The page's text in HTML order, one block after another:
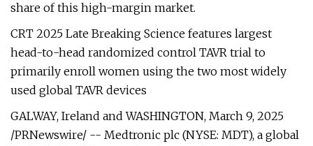
share of this high-margin market.
CRT 2025 Late Breaking Science features largest
head-to-head randomized control TAVR trial to
primarily enroll women using the two most widely
used global TAVR devices
GALWAY, Ireland and WASHINGTON, March 9, 2025
/PRNewswire/ -- Medtronic plc (NYSE: MDT), a global